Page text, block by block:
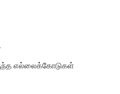
எல்லைக்கோடுகள்